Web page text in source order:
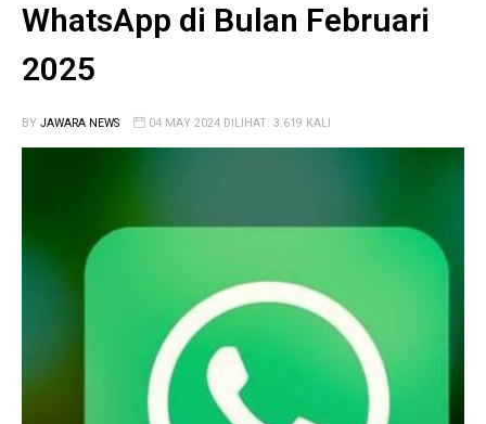
WhatsApp di Bulan Februari
2025
BY JAWARA NEWS 04 MAY 2024 DILIHAT: 3.619 KALI